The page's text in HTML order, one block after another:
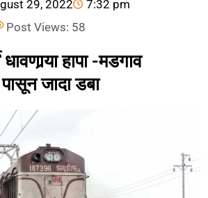
29, 2022
7:32 pm
Post Views: 58
हापा -मडगाव
जादा डबा